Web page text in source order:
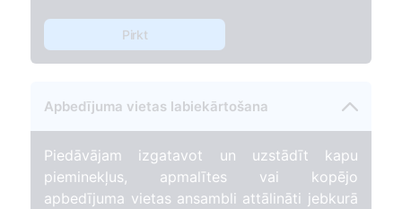
Pirkt
Apbedījuma vietas labiekārtošana
Piedāvājam izgatavot un uzstādīt kapu
pieminekļus, apmalītes vai kopējo
apbedījuma vietas ansambli attālināti jebkurā